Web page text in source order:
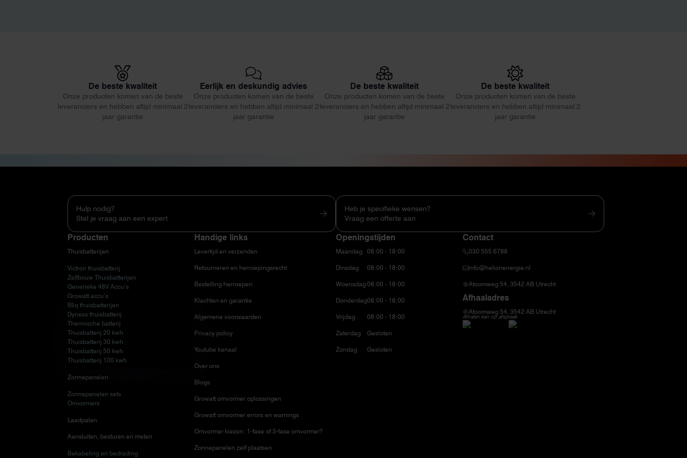
De beste kwaliteit
Onze producten komen van de beste
leveranciers en hebben altijd minimaal 2
jaar garantie
Eerlijk en deskundig advies
Onze producten komen van de beste
leveranciers en hebben altijd minimaal 2
jaar garantie
De beste kwaliteit
Onze producten komen van de beste
leveranciers en hebben altijd minimaal 2
jaar garantie
De beste kwaliteit
Onze producten komen van de beste
leveranciers en hebben altijd minimaal 2
jaar garantie
Hulp nodig?
Stel je vraag aan een expert
Producten
Thuisbatterijen
Victron thuisbatterij
Zelfbouw Thuisbatterijen
Generieke 48V Accu’s
Growatt accu’s
Bliq thuisbatterijen
Dyness thuisbatterij
Thermische batterij
Thuisbatterij 20 kwh
Thuisbatterij 30 kwh
Thuisbatterij 50 kwh
Thuisbatterij 100 kwh
Zonnepanelen
Zonnepanelen sets
Omvormers
Laadpalen
Aansluiten, besturen en meten
Bekabeling en bedrading
Handige links
Levertijd en verzenden
Retourneren en herroepingsrecht
Bestelling herroepen
Klachten en garantie
Algemene voorwaarden
Privacy policy
Youtube kanaal
Over ons
Blogs
Growatt omvormer oplossingen
Growatt omvormer errors en warnings
Omvormer kiezen: 1-fase of 3-fase omvormer?
Zonnepanelen zelf plaatsen
Heb je specifieke wensen?
Vraag een offerte aan
Openingstijden
Maandag
Dinsdag
Woensdag
Donderdag
Vrijdag
Zaterdag
Zondag
08:00 - 18:00
08:00 - 18:00
08:00 - 18:00
08:00 - 18:00
08:00 - 18:00
Gesloten
Gesloten
Contact
030 555 6788
info@helionenergie.nl
Atoomweg 54, 3542 AB Utrecht
Afhaaladres
Atoomweg 54, 3542 AB Utrecht
Afhalen kan op afspraak